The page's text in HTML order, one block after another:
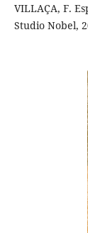
VILLAÇA, F.
Studio Nobel,